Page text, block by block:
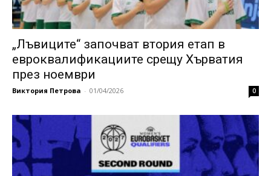
„Лъвиците“ започват втория етап в
евроквалификациите срещу Хърватия
през ноември
Виктория Петрова - 01/04/2026 0